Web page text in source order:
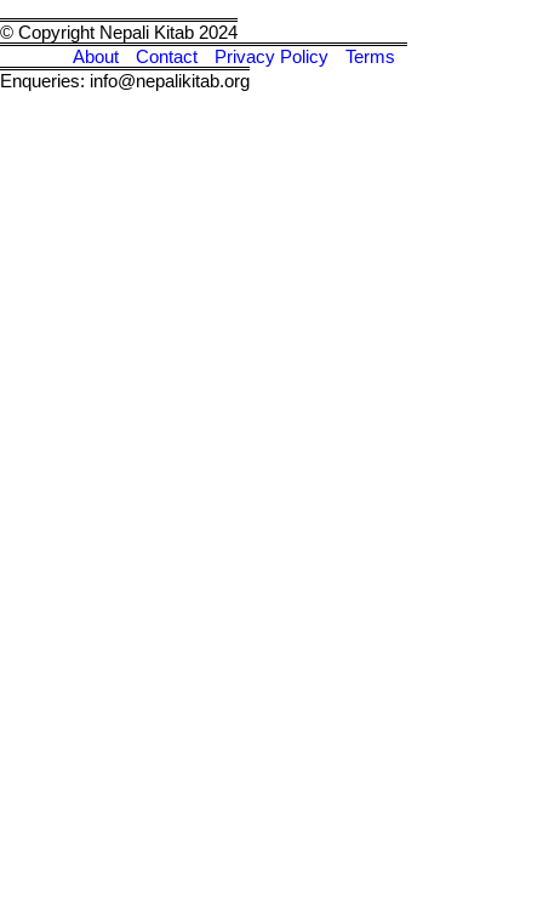
© Copyright Nepali Kitab 2024
About
Contact Privacy Policy
Terms
Enqueries: info@nepalikitab.org